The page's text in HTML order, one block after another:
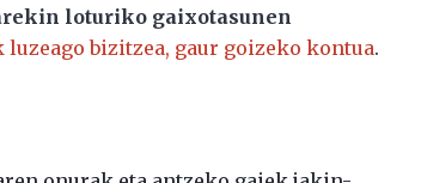
loturiko gaixotasunen
luzeago bizitzea, gaur goizeko kontua.